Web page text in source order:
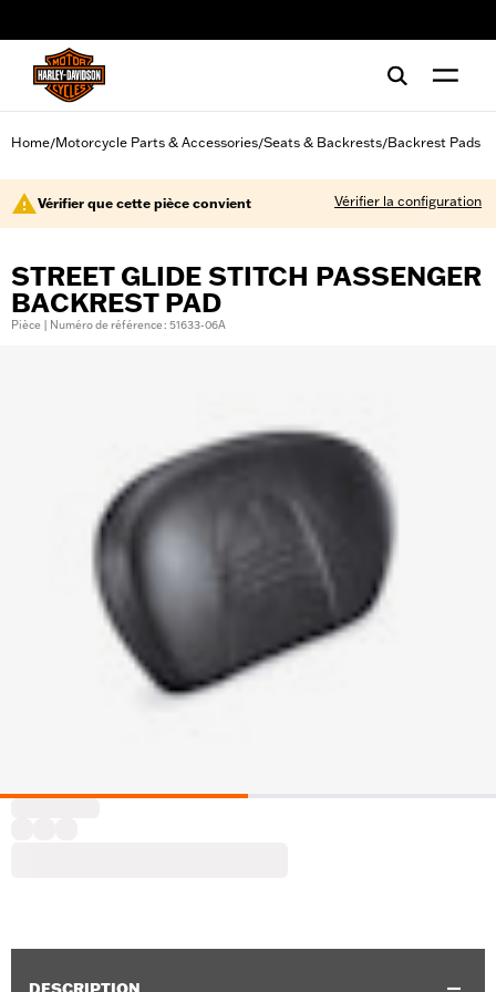
Home/Motorcycle Parts & Accessories/Seats & Backrests/Backrest Pads
Vérifier que cette pièce convient Vérifier la configuration
STREET GLIDE STITCH PASSENGER
BACKREST PAD
Pièce | Numéro de référence : 51633-06A